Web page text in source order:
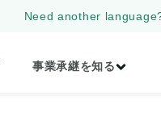
Need another
事業承継を知る